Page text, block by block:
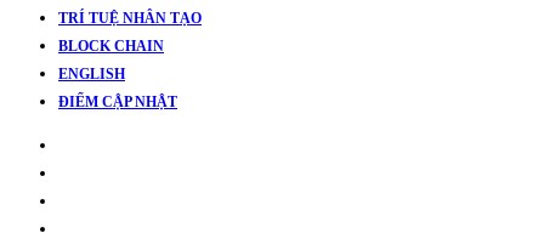
TRÍ TUỆ NHÂN TẠO
BLOCK CHAIN
ENGLISH
ĐIỂM CẬP NHẬT